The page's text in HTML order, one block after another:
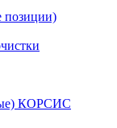
позиции)
КОРСИС